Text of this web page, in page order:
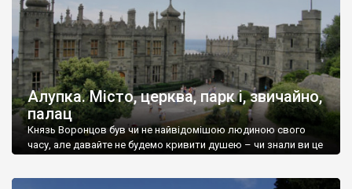
Алупка. Місто, церква, парк і, звичайно,
палац
Князь Воронцов був чи не найвідомішою людиною свого
часу, але давайте не будемо кривити душею – чи знали ви це